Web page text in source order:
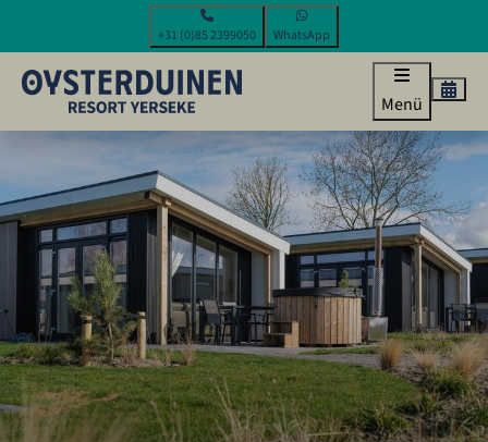
+31 (0)85 2399050 WhatsApp
Menü